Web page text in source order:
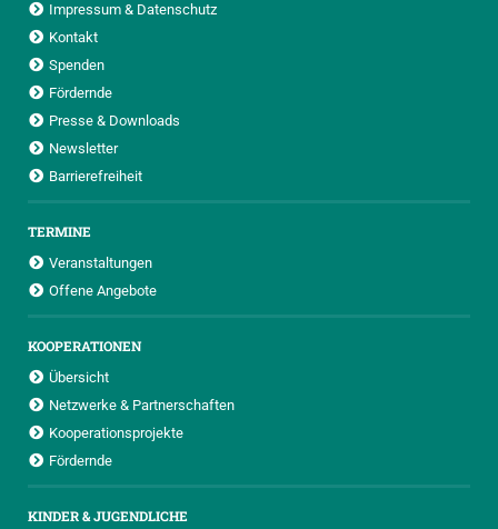
Impressum & Datenschutz
Kontakt
Spenden
Fördernde
Presse & Downloads
Newsletter
Barrierefreiheit
TERMINE
Veranstaltungen
Offene Angebote
KOOPERATIONEN
Übersicht
Netzwerke & Partnerschaften
Kooperationsprojekte
Fördernde
KINDER & JUGENDLICHE